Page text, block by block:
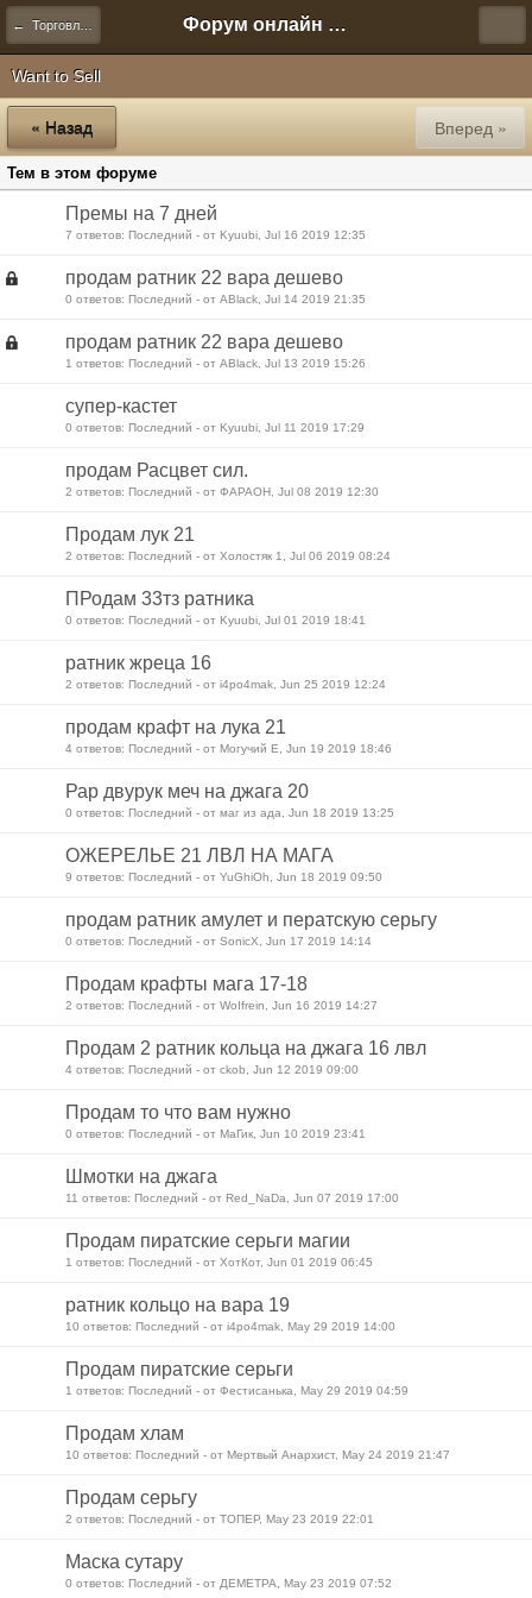
← Торговля и сделки Форум онлайн игры "Новая Эра" (Нюра Биз)
Want to Sell
« Назад Вперед »
Тем в этом форуме
Премы на 7 дней
7 ответов: Последний - от Kyuubi, Jul 16 2019 12:35
продам ратник 22 вара дешево
0 ответов: Последний - от ABlack, Jul 14 2019 21:35
продам ратник 22 вара дешево
1 ответов: Последний - от ABlack, Jul 13 2019 15:26
супер-кастет
0 ответов: Последний - от Kyuubi, Jul 11 2019 17:29
продам Расцвет сил.
2 ответов: Последний - от ФАРАОН, Jul 08 2019 12:30
Продам лук 21
2 ответов: Последний - от Холостяк 1, Jul 06 2019 08:24
ПРодам 33тз ратника
0 ответов: Последний - от Kyuubi, Jul 01 2019 18:41
ратник жреца 16
2 ответов: Последний - от i4po4mak, Jun 25 2019 12:24
продам крафт на лука 21
4 ответов: Последний - от Могучий Е, Jun 19 2019 18:46
Рар двурук меч на джага 20
0 ответов: Последний - от маг из ада, Jun 18 2019 13:25
ОЖЕРЕЛЬЕ 21 ЛВЛ НА МАГА
9 ответов: Последний - от YuGhiOh, Jun 18 2019 09:50
продам ратник амулет и ператскую серьгу
0 ответов: Последний - от SonicX, Jun 17 2019 14:14
Продам крафты мага 17-18
2 ответов: Последний - от WoIfrein, Jun 16 2019 14:27
Продам 2 ратник кольца на джага 16 лвл
4 ответов: Последний - от ckob, Jun 12 2019 09:00
Продам то что вам нужно
0 ответов: Последний - от МaГик, Jun 10 2019 23:41
Шмотки на джага
11 ответов: Последний - от Red_NaDa, Jun 07 2019 17:00
Продам пиратские серьги магии
1 ответов: Последний - от ХотКот, Jun 01 2019 06:45
ратник кольцо на вара 19
10 ответов: Последний - от i4po4mak, May 29 2019 14:00
Продам пиратские серьги
1 ответов: Последний - от Фестисанька, May 29 2019 04:59
Продам хлам
10 ответов: Последний - от Мертвый Анархист, May 24 2019 21:47
Продам серьгу
2 ответов: Последний - от ТОПЕР, May 23 2019 22:01
Маска сутару
0 ответов: Последний - от ДЕМЕТРА, May 23 2019 07:52